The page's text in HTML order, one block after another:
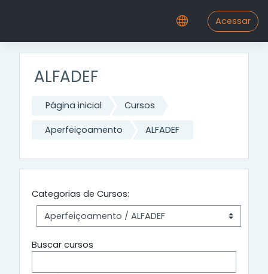
Acessar
ALFADEF
Página inicial Cursos
Aperfeiçoamento ALFADEF
Categorias de Cursos:
Buscar cursos